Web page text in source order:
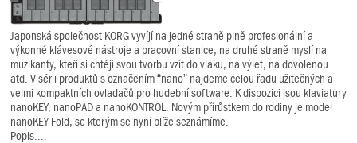
Japonská společnost KORG vyvíjí na jedné straně plně profesionální a
výkonné klávesové nástroje a pracovní stanice, na druhé straně myslí na
muzikanty, kteří si chtějí svou tvorbu vzít do vlaku, na výlet, na dovolenou
atd. V sérii produktů s označením “nano” najdeme celou řadu užitečných a
velmi kompaktních ovladačů pro hudební software. K dispozici jsou klaviatury
nanoKEY, nanoPAD a nanoKONTROL. Novým přírůstkem do rodiny je model
nanoKEY Fold, se kterým se nyní blíže seznámíme.
Popis....